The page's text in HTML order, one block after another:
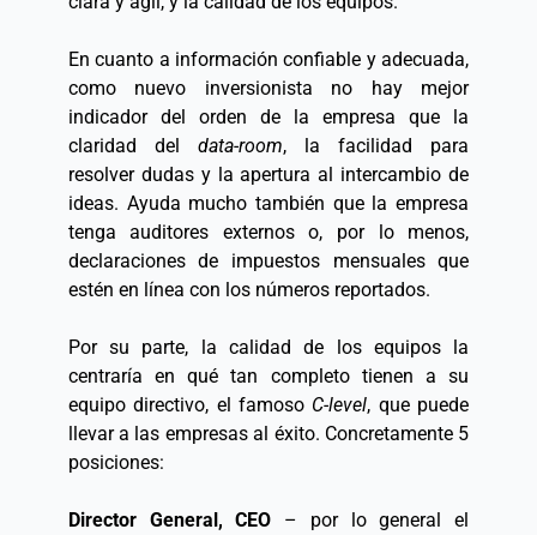
En cuanto a información confiable y adecuada,
como nuevo inversionista no hay mejor
indicador del orden de la empresa que la
claridad del data-room, la facilidad para
resolver dudas y la apertura al intercambio de
ideas. Ayuda mucho también que la empresa
tenga auditores externos o, por lo menos,
declaraciones de impuestos mensuales que
estén en línea con los números reportados.
Por su parte, la calidad de los equipos la
centraría en qué tan completo tienen a su
equipo directivo, el famoso C-level, que puede
llevar a las empresas al éxito. Concretamente 5
posiciones:
Director General, CEO – por lo general el